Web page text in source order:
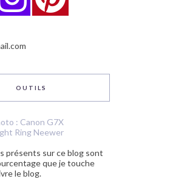
OUTILS
: Canon G7X
Ring Neewer
présents sur ce blog sont
que je touche
le blog.